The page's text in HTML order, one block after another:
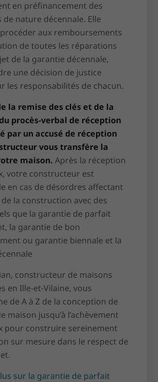
en préfinancement des
de nature décennale. Elle
aux remboursements
de toutes les réparations
de la garantie décennale,
une décision de justice
les responsabilités de chacun.
la remise des clés et de la
procès-verbal de réception
par un accusé de réception
vous transfère la
maison. Après la réception
votre constructeur est
en cas de désordres affectant
la construction avec des
que la garantie de parfait
la garantie de bon
ou garantie biennale et la
constructeur de maisons
en Ille-et-Vilaine, vous
de A à Z de la conception de
maison jusqu’à l’achèvement
pour construire sereinement
sur mesure dans le respect de
sur la garantie de parfait